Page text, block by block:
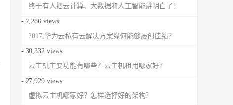
终于有人把云计算、大数据和人工智能讲明白了！
- 7,286 views
2017,华为云私有云解决方案缘何能够屡创佳绩？
- 30,332 views
云主机主要功能有哪些？云主机租用哪家好？
- 27,929 views
虚拟云主机哪家好？怎样选择好的架构？